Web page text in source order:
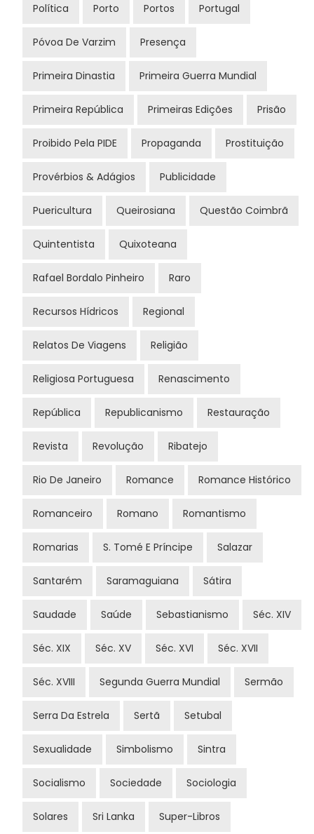
Política Porto Portos Portugal
Póvoa De Varzim Presença
Primeira Dinastia Primeira Guerra Mundial
Primeira República Primeiras Edições Prisão
Proibido Pela PIDE Propaganda Prostituição
Provérbios & Adágios Publicidade
Puericultura Queirosiana Questão Coimbrã
Quintentista Quixoteana
Rafael Bordalo Pinheiro Raro
Recursos Hídricos Regional
Relatos De Viagens Religião
Religiosa Portuguesa Renascimento
República Republicanismo Restauração
Revista Revolução Ribatejo
Rio De Janeiro Romance Romance Histórico
Romanceiro Romano Romantismo
Romarias S. Tomé E Príncipe Salazar
Santarém Saramaguiana Sátira
Saudade Saúde Sebastianismo Séc. XIV
Séc. XIX Séc. XV Séc. XVI Séc. XVII
Séc. XVIII Segunda Guerra Mundial Sermão
Serra Da Estrela Sertã Setubal
Sexualidade Simbolismo Sintra
Socialismo Sociedade Sociologia
Solares Sri Lanka Super-Libros